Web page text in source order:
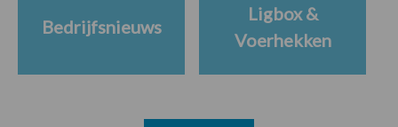
Bedrijfsnieuws
Ligbox &
Voerhekken